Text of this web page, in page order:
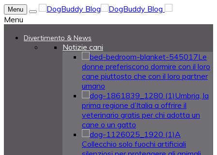
Menu
Menu
Divertimento & News
Notizie cani
Le
donne preferiscono dormire con il loro
cane piuttosto che con il loro partner
umano
Umbria, la
prima regione d’Italia a offrire il
veterinario gratis per chi adotta un
cane o un gatto
A
Collecchio solo fuochi artificiali